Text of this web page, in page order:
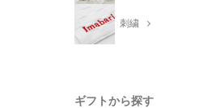
刺繍
ギフトから探す